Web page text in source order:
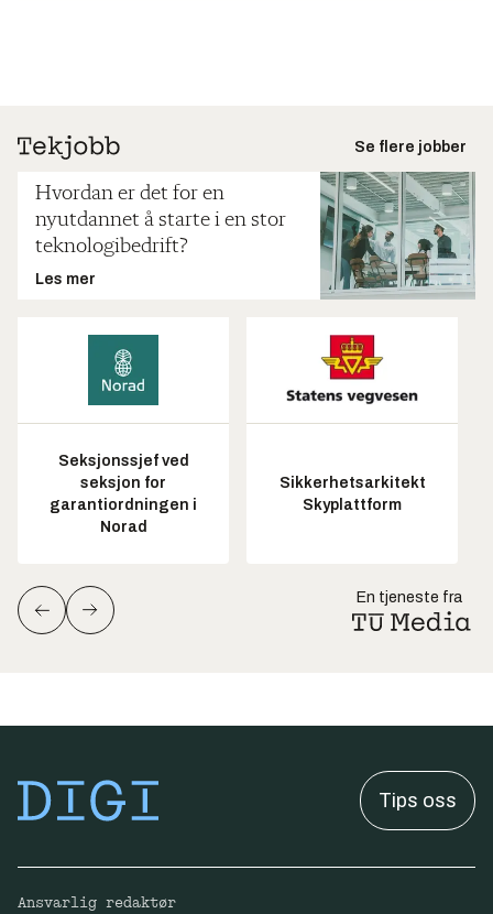
Se flere jobber
Hvordan er det for en
nyutdannet å starte i en stor
teknologibedrift?
Les mer
Seksjonssjef ved
seksjon for
garantiordningen i
Norad
Sikkerhetsarkitekt
Skyplattform
En tjeneste fra
Tips oss
Ansvarlig redaktør